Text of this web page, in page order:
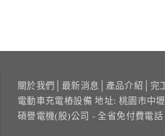
關於我們 最新消息 產品介紹 完
電動車充電樁設備 地址: 桃園市中
碩譽電機(股)公司 - 全省免付費電話